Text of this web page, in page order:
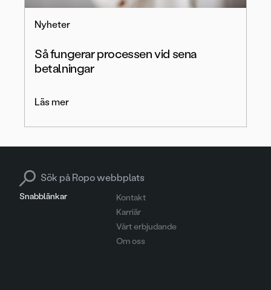
Nyheter
Så fungerar processen vid sena
betalningar
Läs mer
Snabblänkar
Kontakt
Karriär
Vårt erbjudande
Om oss
Search for: